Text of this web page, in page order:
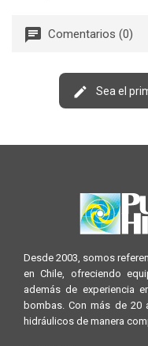
Comentarios (0)
Sea el
Desde 2003, somos
en Chile, ofreciendo
además de experiencia
bombas. Con más de
hidráulicos de manera